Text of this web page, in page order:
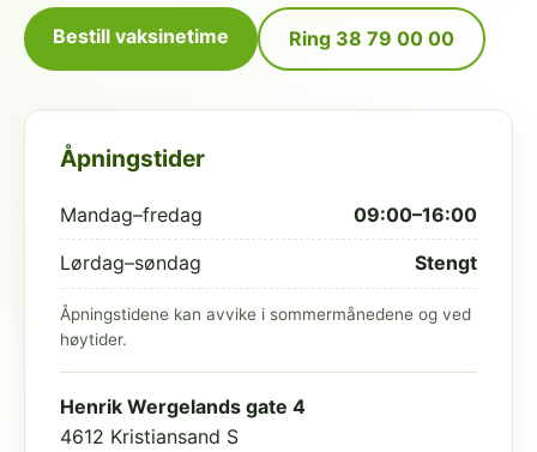
Bestill vaksinetime Ring 38 79 00 00
Åpningstider
Mandag–fredag 09:00–16:00
Lørdag–søndag Stengt
Åpningstidene kan avvike i sommermånedene og ved
høytider.
Henrik Wergelands gate 4
4612 Kristiansand S